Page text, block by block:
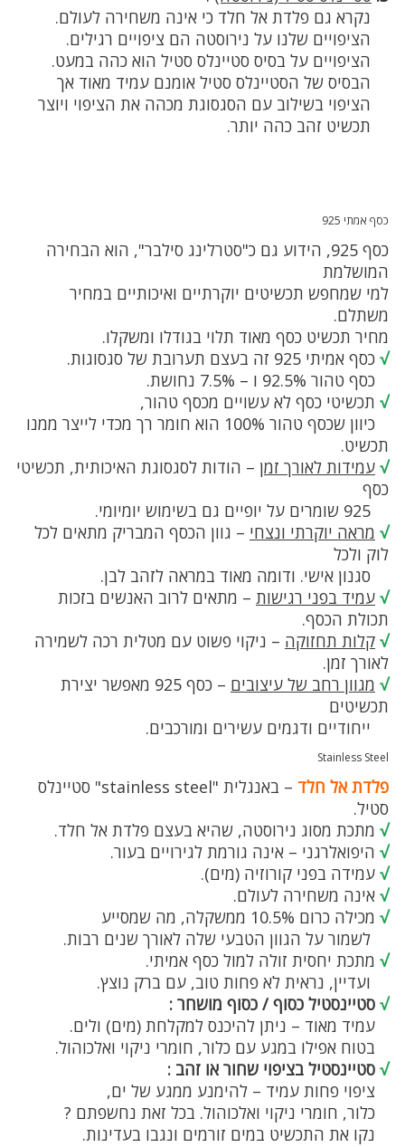
נקרא גם פלדת אל חלד כי אינה משחירה לעולם.
הציפויים שלנו על נירוסטה הם ציפויים רגילים.
הציפויים על בסיס סטיינלס סטיל הוא כהה במעט.
הבסיס של הסטיינלס סטיל אומנם עמיד מאוד אך
הציפוי בשילוב עם הסגסוגת מכהה את הציפוי ויוצר
תכשיט זהב כהה יותר.
כסף אמתי 925
כסף 925, הידוע גם כ"סטרלינג סילבר", הוא הבחירה
המושלמת
למי שמחפש תכשיטים יוקרתיים ואיכותיים במחיר
משתלם.
מחיר תכשיט כסף מאוד תלוי בגודלו ומשקלו.
√ כסף אמיתי 925 זה בעצם תערובת של סגסוגות.
כסף טהור 92.5% ו – 7.5% נחושת.
√ תכשיטי כסף לא עשויים מכסף טהור,
כיוון שכסף טהור 100% הוא חומר רך מכדי לייצר ממנו
תכשיט.
√ עמידות לאורך זמן – הודות לסגסוגת האיכותית, תכשיטי
כסף
√ מראה יוקרתי ונצחי – גוון הכסף המבריק מתאים לכל
לוק ולכל
סגנון אישי. ודומה מאוד במראה לזהב לבן.
√ עמיד בפני רגישות – מתאים לרוב האנשים בזכות
תכולת הכסף.
√ קלות תחזוקה – ניקוי פשוט עם מטלית רכה לשמירה
לאורך זמן.
√ מגוון רחב של עיצובים
– כסף 925 מאפשר יצירת
תכשיטים
ייחודיים ודגמים עשירים ומורכבים.
Stainless Steel
פלדת אל חלד
– באנגלית "stainless steel" סטיינלס
סטיל.
√ מתכת מסוג נירוסטה, שהיא בעצם פלדת אל חלד.
√ היפואלרגני – אינה גורמת לגירויים בעור.
√ עמידה בפני קורוזיה (מים).
√ אינה משחירה לעולם.
√ מכילה כרום 10.5% ממשקלה, מה שמסייע
לשמור על הגוון הטבעי שלה לאורך שנים רבות.
√ מתכת יחסית זולה למול כסף אמיתי.
ועדיין, נראית לא פחות טוב, עם ברק נוצץ.
√ סטיינסטיל כסוף / כסוף מושחר :
עמיד מאוד – ניתן להיכנס למקלחת (מים) ולים.
בטוח אפילו במגע עם כלור, חומרי ניקוי ואלכוהול.
√ סטיינסטיל בציפוי שחור או זהב :
ציפוי פחות עמיד – להימנע ממגע של ים,
כלור, חומרי ניקוי ואלכוהול. בכל זאת נחשפתם ?
נקו את התכשיט במים זורמים ונגבו בעדינות.